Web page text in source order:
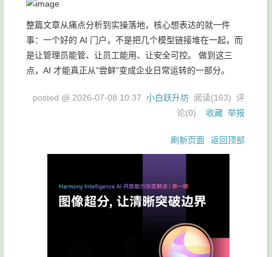
整篇文章从痛点分析到实操落地，核心想表达的就一件
事：一个好的 AI 门户，不是把几个模型链接堆在一起，而
是让管理员能管、让员工能用、让安全可控。 做到这三
点，AI 才能真正从"尝鲜"变成企业日常运转的一部分。
posted @ 2026-07-08 10:37 小白跃升坊 阅读(163) 评
论(0) 收藏 举报
刷新页面 返回顶部